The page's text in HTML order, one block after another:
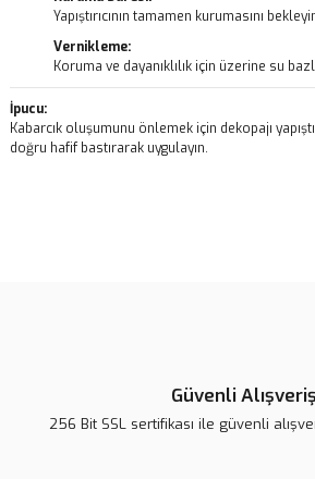
Yapıştırıcının tamamen kurumasını
Vernikleme:
Koruma ve dayanıklılık için üzerine su
İpucu:
Kabarcık oluşumunu önlemek için dekopajı
doğru hafif bastırarak uygulayın.
Güvenli Alışveriş
256 Bit SSL sertifikası ile güvenli